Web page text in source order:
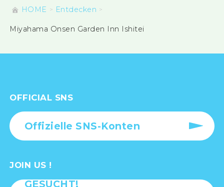
HOME Entdecken
Miyahama Onsen Garden Inn Ishitei
OFFICIAL SNS
Offizielle SNS-Konten
JOIN US !
GESUCHT!